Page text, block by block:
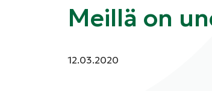
Meillä on
Julkaistu:
12.03.2020